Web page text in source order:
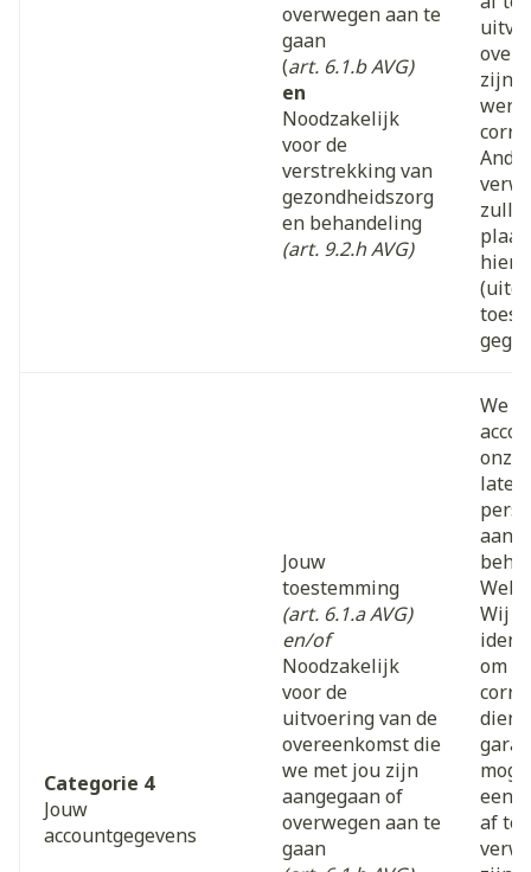
overwegen aan te
gaan
(art. 6.1.b AVG)
en
Noodzakelijk
voor de
verstrekking van
gezondheidszorg
en behandeling
(art. 9.2.h AVG)
zijn
Categorie 4
Jouw
accountgegevens
Jouw
toestemming
(art. 6.1.a AVG)
en/of
Noodzakelijk
voor de
uitvoering van de
overeenkomst die
we met jou zijn
aangegaan of
overwegen aan te
gaan
We
onze
laten
aan
Wij
om
een
af te